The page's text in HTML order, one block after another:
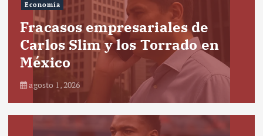
Economía
Fracasos empresariales de
Carlos Slim y los Torrado en
México
agosto 1, 2026